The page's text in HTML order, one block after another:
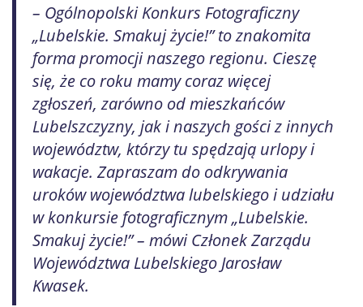
– Ogólnopolski Konkurs Fotograficzny
„Lubelskie. Smakuj życie!” to znakomita
forma promocji naszego regionu. Cieszę
się, że co roku mamy coraz więcej
zgłoszeń, zarówno od mieszkańców
Lubelszczyzny, jak i naszych gości z innych
województw, którzy tu spędzają urlopy i
wakacje. Zapraszam do odkrywania
uroków województwa lubelskiego i udziału
w konkursie fotograficznym „Lubelskie.
Smakuj życie!” – mówi Członek Zarządu
Województwa Lubelskiego Jarosław
Kwasek.